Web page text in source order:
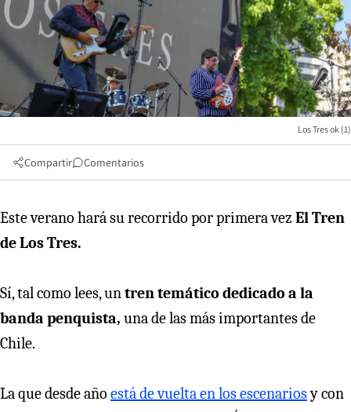
Los Tres ok (1)
Compartir Comentarios
Este verano hará su recorrido por primera vez El Tren
de Los Tres.
Sí, tal como lees, untren temático dedicado a la
banda penquista, una de las más importantes de
Chile.
La que desde año está de vuelta en los escenariosy con